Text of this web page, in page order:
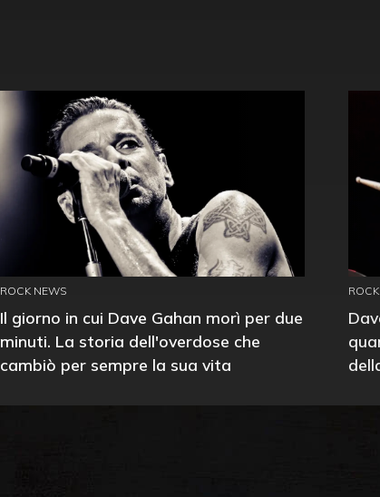
ROCK NEWS
Il giorno in cui Dave Gahan morì per due
minuti. La storia dell'overdose che
cambiò per sempre la sua vita